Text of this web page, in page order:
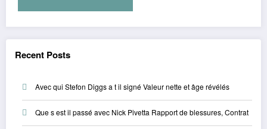
Recent Posts
Avec qui Stefon Diggs a t il signé Valeur nette et âge révélés
Que s est il passé avec Nick Pivetta Rapport de blessures, Contrat